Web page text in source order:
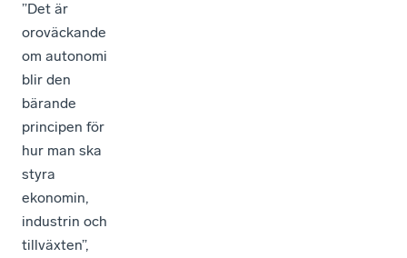
”Det är
oroväckande
om autonomi
blir den
bärande
principen för
hur man ska
styra
ekonomin,
industrin och
tillväxten”,